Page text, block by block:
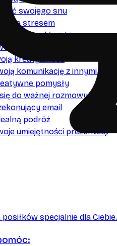
swojego snu
ze stresem
pewność siebie
nawyki żywieniowe
kreatywność
komunikację z innymi
pomysły
do ważnej rozmowy
email
podróż
umiejętności prezentacji
specjalnie dla Ciebie.